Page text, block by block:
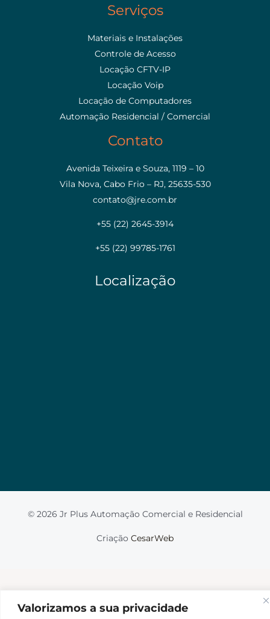
Não aceito
Aceito
Serviços
Materiais e Instalações
Controle de Acesso
Locação CFTV-IP
Locação Voip
Locação de Computadores
Automação Residencial / Comercial
Contato
Avenida Teixeira e Souza, 1119 – 10
Vila Nova, Cabo Frio – RJ, 25635-530
contato@jre.com.br
+55 (22) 2645-3914
+55 (22) 99785-1761
Localização
© 2026 Jr Plus Automação Comercial e Residencial
Criação CesarWeb